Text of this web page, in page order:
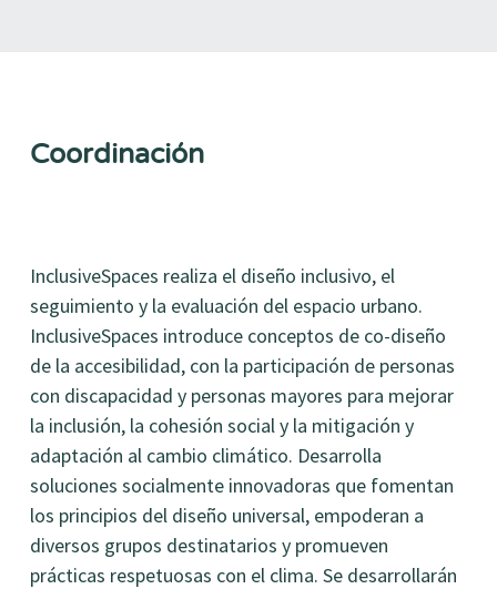
Coordinación
InclusiveSpaces realiza el diseño inclusivo, el
seguimiento y la evaluación del espacio urbano.
InclusiveSpaces introduce conceptos de co-diseño
de la accesibilidad, con la participación de personas
con discapacidad y personas mayores para mejorar
la inclusión, la cohesión social y la mitigación y
adaptación al cambio climático. Desarrolla
soluciones socialmente innovadoras que fomentan
los principios del diseño universal, empoderan a
diversos grupos destinatarios y promueven
prácticas respetuosas con el clima. Se desarrollarán